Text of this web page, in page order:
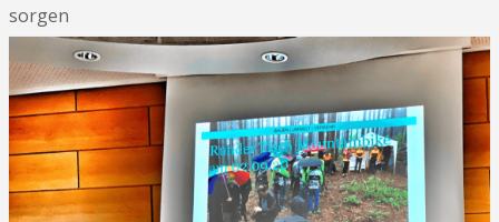
sorgen